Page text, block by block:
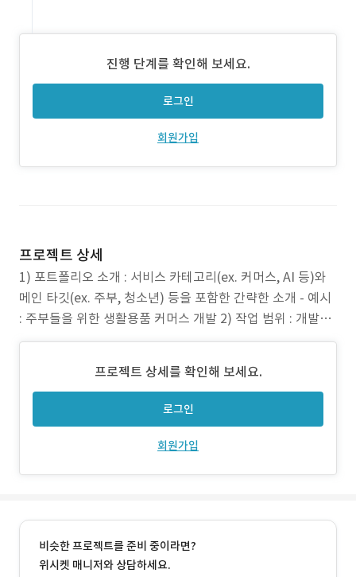
진행 단계를 확인해 보세요.
로그인
회원가입
프로젝트 상세
1) 포트폴리오 소개 : 서비스 카테고리(ex. 커머스, AI 등)와
메인 타깃(ex. 주부, 청소년) 등을 포함한 간략한 소개 - 예시
: 주부들을 위한 생활용품 커머스 개발 2) 작업 범위 : 개발에
참여한 범위 및 지원환경 - 예시) 화면 설계, UI/UX 디자인,
반응형 웹, Android, iOS 등 3) 주요 업
프로젝트 상세를 확인해 보세요.
로그인
회원가입
비슷한 프로젝트를 준비 중이라면?
위시켓 매니저와 상담하세요.